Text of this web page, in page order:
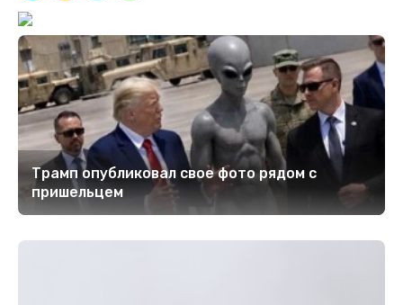
Трамп опубликовал свое фото рядом с
пришельцем